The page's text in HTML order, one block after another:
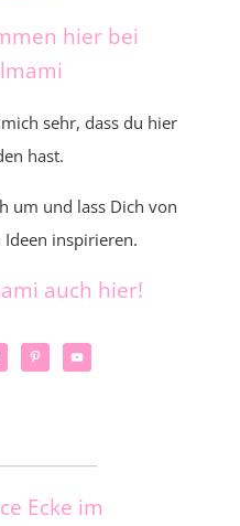
hier bei
sehr, dass du hier
hast.
um und lass Dich von
inspirieren.
auch hier!
Ecke im